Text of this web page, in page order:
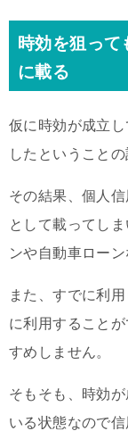
時効を狙って
に載る
仮に時効が成立
したということの
その結果、個人
として載ってし
ンや自動車ロー
また、すでに利
に利用すること
すめしません。
そもそも、時効
いる状態なので